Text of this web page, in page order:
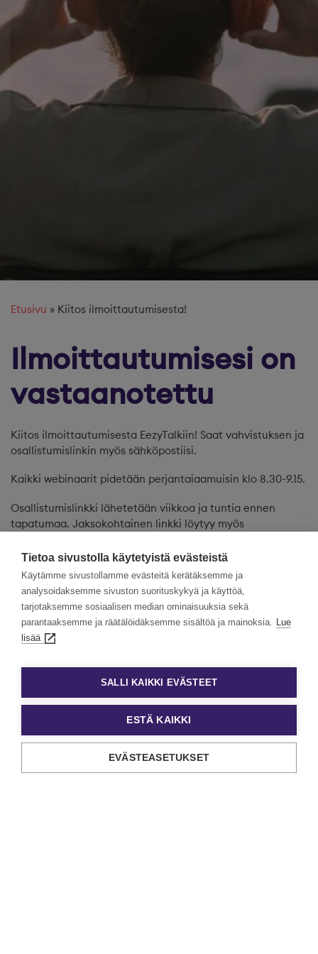
Etusivu » Kiitos ilmoittautumisesta!
Ilmoittautumisesi on
vastaanotettu
Kiitos ilmoittautumisesta EezyTalkiin! Saat vahvistuksen ja
osallistumislinkin myös sähköpostiisi.
Kaikki webinaarit pidetään perjantaiaamuisin klo 8.30-9.15.
Osallistumislinkki lähetetään viikkoa ja tuntia ennen
tapatumaa. Jaksokohtainen linkki löytyy myös
Nähdään linjoilla!
Lataa kalenterimerkintä – Yrityskulttuuri
Tietoa sivustolla käytetyistä evästeistä
Käytämme sivustollamme evästeitä kerätäksemme ja
analysoidaksemme sivuston suorituskykyä ja käyttöä,
tarjotaksemme sosiaalisen median ominaisuuksia sekä
parantaaksemme ja räätälöidäksemme sisältöä ja mainoksia. Lue
lisää
SALLI KAIKKI EVÄSTEET
ESTÄ KAIKKI
EVÄSTEASETUKSET